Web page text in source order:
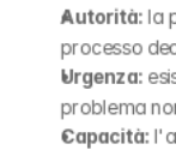
Autorità: la
processo
Urgenza:
problema
Capacità: